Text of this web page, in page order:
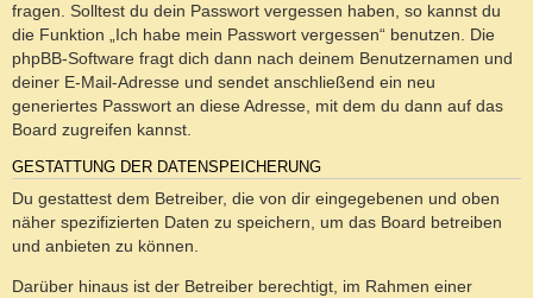
fragen. Solltest du dein Passwort vergessen haben, so kannst du
die Funktion „Ich habe mein Passwort vergessen“ benutzen. Die
phpBB-Software fragt dich dann nach deinem Benutzernamen und
deiner E-Mail-Adresse und sendet anschließend ein neu
generiertes Passwort an diese Adresse, mit dem du dann auf das
Board zugreifen kannst.
GESTATTUNG DER DATENSPEICHERUNG
Du gestattest dem Betreiber, die von dir eingegebenen und oben
näher spezifizierten Daten zu speichern, um das Board betreiben
und anbieten zu können.
Darüber hinaus ist der Betreiber berechtigt, im Rahmen einer